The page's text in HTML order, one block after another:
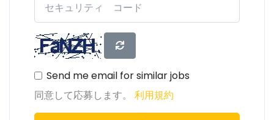
Send me email for similar jobs
同意して応募します。 利用規約